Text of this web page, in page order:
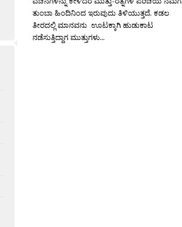
ತುಂಬಾ ಹಿಂದಿನಿಂದ ಇರುವುದು ತಿಳಿಯುತ್ತದೆ. ಕಡಲ
ತೀರದಲ್ಲಿ ಮಾನವನು ಊಟಕ್ಕಾಗಿ ಹುಡುಕಾಟ
ನಡೆಸುತ್ತಿದ್ದಾಗ ಮುತ್ತುಗಳು...